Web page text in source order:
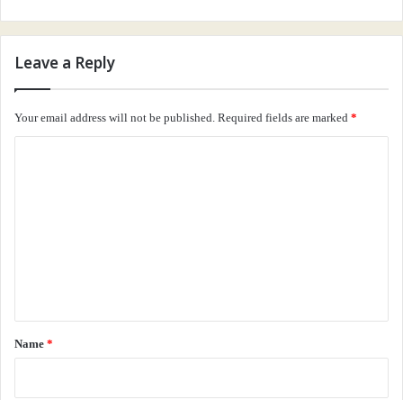
Leave a Reply
Your email address will not be published. Required fields are marked *
*
Name *